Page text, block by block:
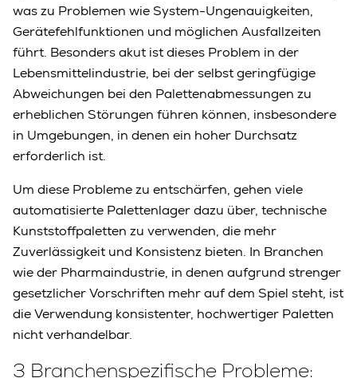
was zu Problemen wie System-Ungenauigkeiten,
Gerätefehlfunktionen und möglichen Ausfallzeiten
führt. Besonders akut ist dieses Problem in der
Lebensmittelindustrie, bei der selbst geringfügige
Abweichungen bei den Palettenabmessungen zu
erheblichen Störungen führen können, insbesondere
in Umgebungen, in denen ein hoher Durchsatz
erforderlich ist.
Um diese Probleme zu entschärfen, gehen viele
automatisierte Palettenlager dazu über, technische
Kunststoffpaletten zu verwenden, die mehr
Zuverlässigkeit und Konsistenz bieten. In Branchen
wie der Pharmaindustrie, in denen aufgrund strenger
gesetzlicher Vorschriften mehr auf dem Spiel steht, ist
die Verwendung konsistenter, hochwertiger Paletten
nicht verhandelbar.
3 Branchenspezifische Probleme: